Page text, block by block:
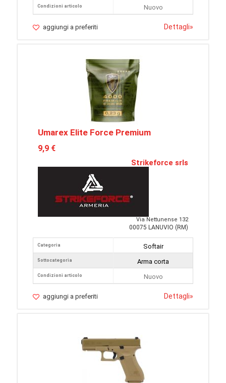
Condizioni articolo Nuovo
aggiungi a preferiti Dettagli»
Umarex Elite Force Premium
9,9 €
Strikeforce srls
Via Nettunense 132
00075 LANUVIO (RM)
Categoria
Sottocategoria
Condizioni articolo
Softair
Arma corta
Nuovo
aggiungi a preferiti Dettagli»